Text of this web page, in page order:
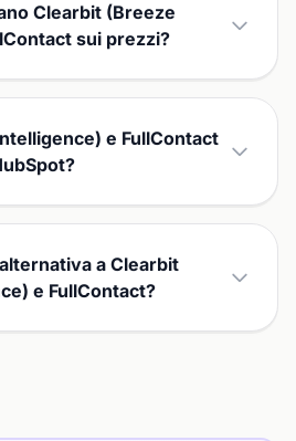
Clearbit (Breeze
sui prezzi?
e FullContact
a Clearbit
e FullContact?